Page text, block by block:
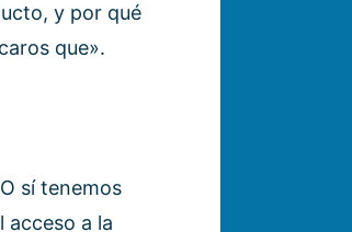
y por qué
que».
sí tenemos
acceso a la